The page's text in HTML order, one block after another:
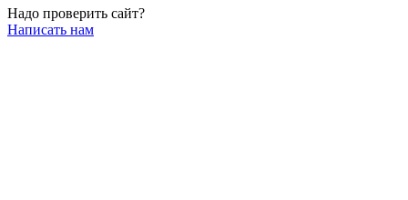
Надо проверить сайт?
Написать нам